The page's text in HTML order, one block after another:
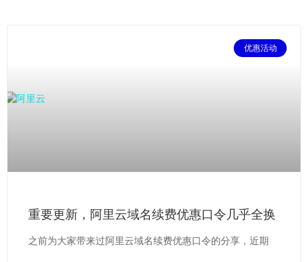
优惠活动
重要更新，阿里云域名续费优惠口令几乎全换
之前为大家带来过阿里云域名续费优惠口令的分享，近期